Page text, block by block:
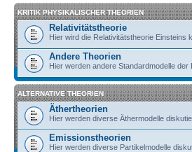
KRITIK PHYSIKALISCHER THEORIEN
Relativitätstheorie
Hier wird die Relativitätstheorie Einsteins
Andere Theorien
Hier werden andere Standardmodelle
ALTERNATIVE THEORIEN
Äthertheorien
Hier werden diverse Äthermodelle
Emissionstheorien
Hier werden diverse Partikelmodelle